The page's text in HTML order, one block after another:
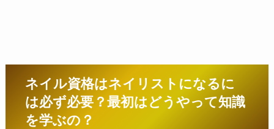
ネイル資格はネイリストになるに
は必ず必要？最初はどうやって知識
を学ぶの？